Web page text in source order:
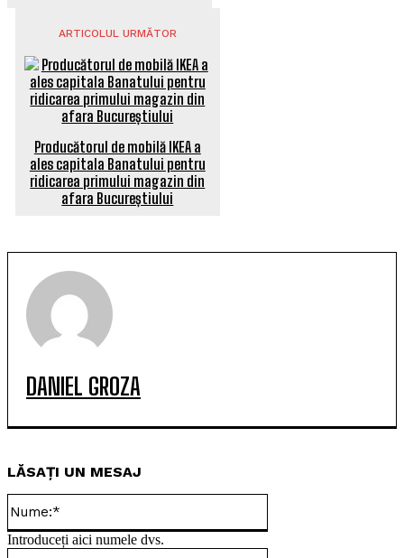
ARTICOLUL URMĂTOR
Producătorul de mobilă IKEA a
ales capitala Banatului pentru
ridicarea primului magazin din
afara Bucureștiului
DANIEL GROZA
LĂSAȚI UN MESAJ
Introduceți aici numele dvs.